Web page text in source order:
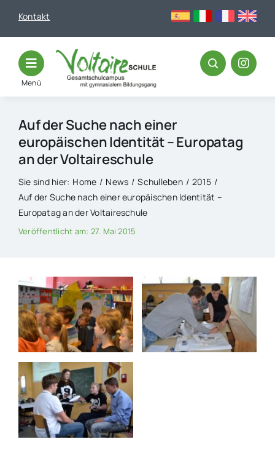
Kontakt
Menü
Auf der Suche nach einer
europäischen Identität – Europatag
an der Voltaireschule
Sie sind hier: Home News Schulleben
2015
Auf der Suche nach einer europäischen Identität –
Europatag an der Voltaireschule
Veröffentlicht am: 27. Mai 2015